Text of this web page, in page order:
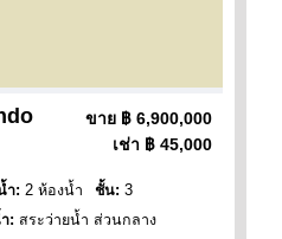
ขาย ฿ 6,900,000
เช่า ฿ 45,000
ำ: 2 ห้องน้ำ ชั้น: 3
: สระว่ายน้ำ ส่วนกลาง